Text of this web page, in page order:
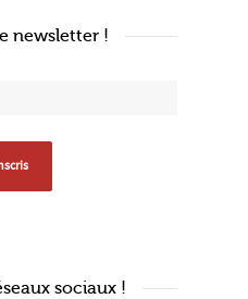
newsletter !
sociaux !